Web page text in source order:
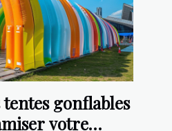
gonflables
votre